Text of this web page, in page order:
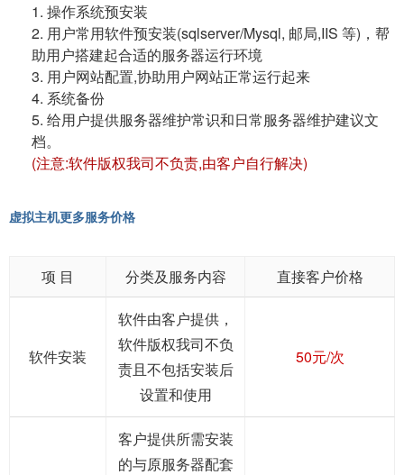
1. 操作系统预安装
2. 用户常用软件预安装(sqlserver/Mysql, 邮局,IIS 等)，帮
助用户搭建起合适的服务器运行环境
3. 用户网站配置,协助用户网站正常运行起来
4. 系统备份
5. 给用户提供服务器维护常识和日常服务器维护建议文
档。
(注意:软件版权我司不负责,由客户自行解决)
虚拟主机更多服务价格
项 目 分类及服务内容 直接客户价格
软件安装
软件由客户提供，
软件版权我司不负
责且不包括安装后
设置和使用
50元/次
客户提供所需安装
的与原服务器配套